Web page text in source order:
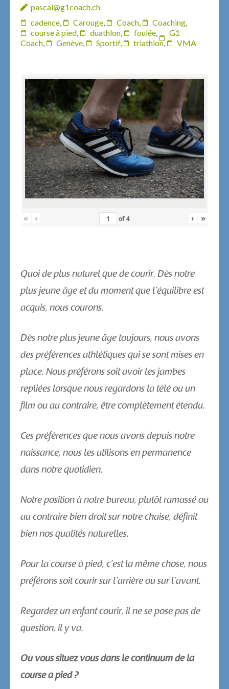
pascal@g1coach.ch
cadence, Carouge, Coach, Coaching,
course à pied, duathlon, foulée,
G1
Coach, Genève, Sportif, triathlon, VMA
« ‹ of4 › »
Quoi de plus naturel que de courir. Dès notre
plus jeune âge et du moment que l’équilibre est
acquis, nous courons.
Dès notre plus jeune âge toujours, nous avons
des préférences athlétiques qui se sont mises en
place. Nous préférons soit avoir les jambes
repliées lorsque nous regardons la télé ou un
film ou au contraire, être complètement étendu.
Ces préférences que nous avons depuis notre
naissance, nous les utilisons en permanence
dans notre quotidien.
Notre position à notre bureau, plutôt ramassé ou
au contraire bien droit sur notre chaise, définit
bien nos qualités naturelles.
Pour la course à pied, c’est la même chose, nous
préférons soit courir sur l’arrière ou sur l’avant.
Regardez un enfant courir, il ne se pose pas de
question, il y va.
Où vous situez vous dans le continuum de la
course à pied ?